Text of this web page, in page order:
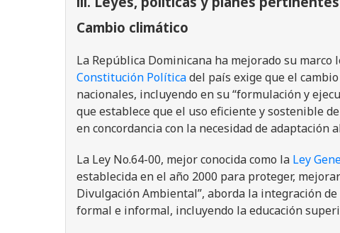
Cambio climático
La República Dominicana ha mejorado su
Constitución Políticadel país exige que el
nacionales, incluyendo en su “formulación y
que establece que el uso eficiente y sostenible
en concordancia con la necesidad de adaptación
La Ley No.64-00, mejor conocida como la Ley
establecida en el año 2000 para proteger,
Divulgación Ambiental”, aborda la integración
formal e informal, incluyendo la educación